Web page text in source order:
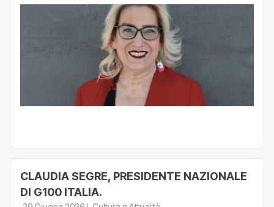
CLAUDIA SEGRE, PRESIDENTE NAZIONALE
DI G100 ITALIA.